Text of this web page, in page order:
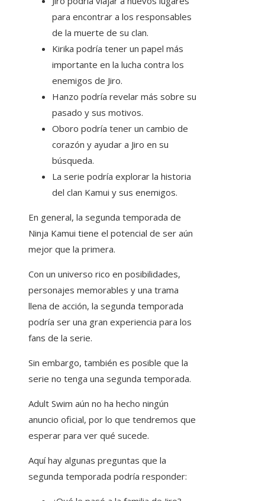
para encontrar a los responsables
de la muerte de su clan.
Kirika podría tener un papel más
importante en la lucha contra los
enemigos de Jiro.
Hanzo podría revelar más sobre su
pasado y sus motivos.
Oboro podría tener un cambio de
corazón y ayudar a Jiro en su
búsqueda.
La serie podría explorar la historia
del clan Kamui y sus enemigos.
En general, la segunda temporada de
Ninja Kamui tiene el potencial de ser aún
mejor que la primera.
Con un universo rico en posibilidades,
personajes memorables y una trama
llena de acción, la segunda temporada
podría ser una gran experiencia para los
fans de la serie.
Sin embargo, también es posible que la
serie no tenga una segunda temporada.
Adult Swim aún no ha hecho ningún
anuncio oficial, por lo que tendremos que
esperar para ver qué sucede.
Aquí hay algunas preguntas que la
segunda temporada podría responder: